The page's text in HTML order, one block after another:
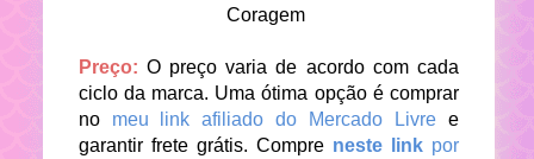
Coragem
Preço: O preço varia de acordo com cada
ciclo da marca. Uma ótima opção é comprar
no meu link afiliado do Mercado Livre e
garantir frete grátis. Compre neste link por